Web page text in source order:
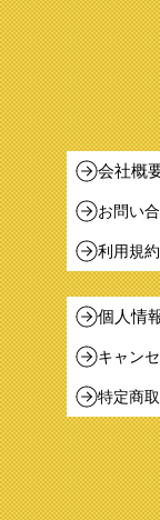
会社概
利用規約
お問い
個人情
キャン
特定商